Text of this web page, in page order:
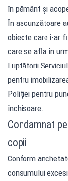
în pământ și
În ascunzătoare
obiecte care i-ar
care se afla în
Luptătorii
pentru
Poliției pentru
închisoare.
Condamnat
copii
Conform
consumului